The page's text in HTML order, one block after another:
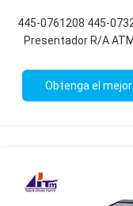
445-0761208 445-
Presentador R/A
Obtenga el